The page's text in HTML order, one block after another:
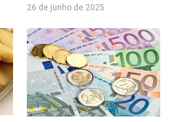
26 de junho de 2025